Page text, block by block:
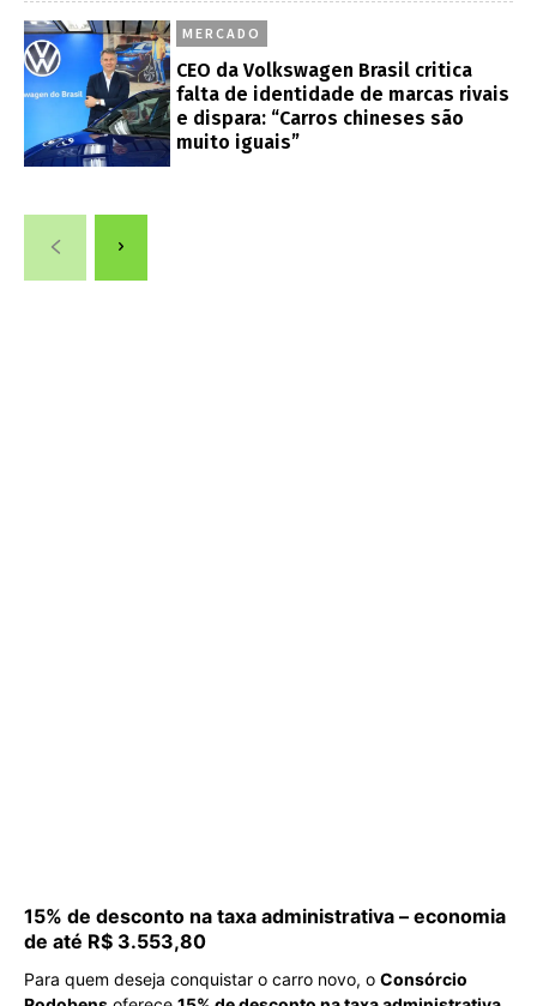
MERCADO
CEO da Volkswagen Brasil critica
falta de identidade de marcas rivais
e dispara: “Carros chineses são
muito iguais”
15% de desconto na taxa administrativa – economia
de até R$ 3.553,80
Para quem deseja conquistar o carro novo, o Consórcio